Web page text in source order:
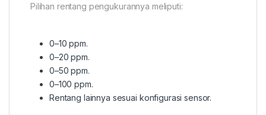
Pilihan rentang pengukurannya meliputi:
0–10 ppm.
0–20 ppm.
0–50 ppm.
0–100 ppm.
Rentang lainnya sesuai konfigurasi sensor.